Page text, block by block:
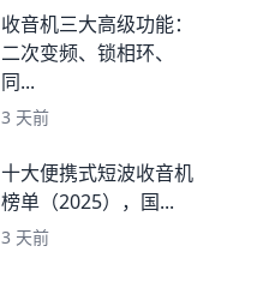
收音机三大高级功能：
二次变频、锁相环、
同...
3 天前
十大便携式短波收音机
榜单（2025），国...
3 天前